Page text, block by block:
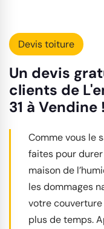
Devis toiture
Un devis
clients de
31 à Vendine !
Comme vous le
faites pour
maison de
les dommages
votre
plus de temps.